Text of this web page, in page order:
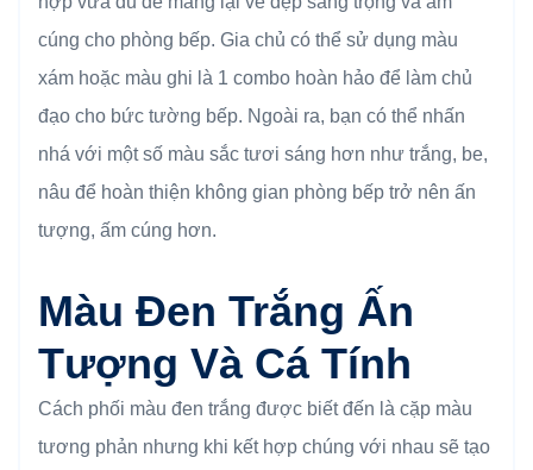
cúng cho phòng bếp. Gia chủ có thể sử dụng màu
xám hoặc màu ghi là 1 combo hoàn hảo để làm chủ
đạo cho bức tường bếp. Ngoài ra, bạn có thể nhấn
nhá với một số màu sắc tươi sáng hơn như trắng, be,
nâu để hoàn thiện không gian phòng bếp trở nên ấn
tượng, ấm cúng hơn.
Màu Đen Trắng Ấn
Tượng Và Cá Tính
Cách phối màu đen trắng được biết đến là cặp màu
tương phản nhưng khi kết hợp chúng với nhau sẽ tạo